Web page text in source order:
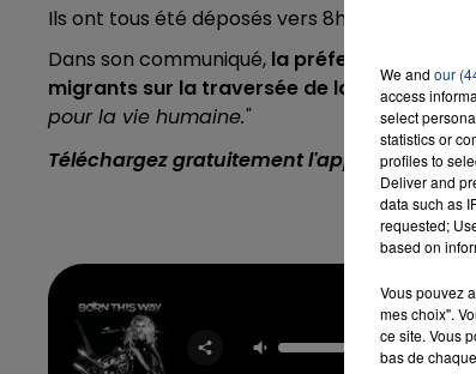
Ils ont tous été déposés vers 8h30 à
Dans son communiqué, la préfecture
migrants sur la traversée de la Manche, "
pour la vie humaine."
Téléchargez gratuitement l'application
We and our
access
select
statistics or
profiles to
Deliver and
data such as
requested;
based on
Vous pouvez
mes choix".
ce site. Vous
bas de